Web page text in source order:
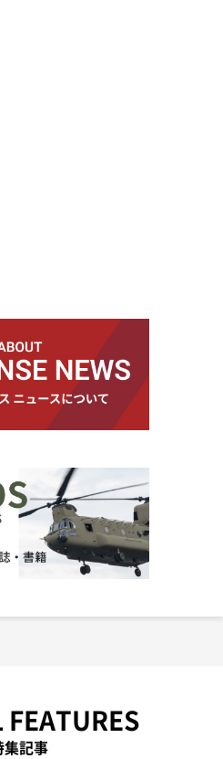
FEATURES
集記事